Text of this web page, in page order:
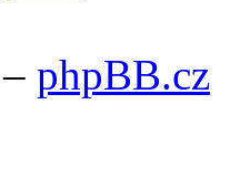
phpBB.cz